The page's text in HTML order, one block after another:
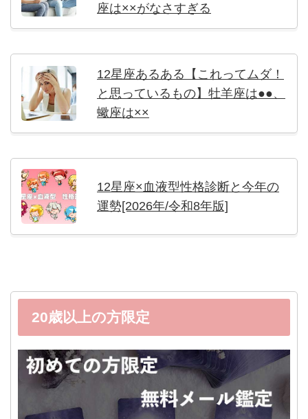
座は××がなさすぎる
12星座あるある【これってムダ！
と思っているもの】牡羊座は●●、
蠍座は××
12星座×血液型性格診断と今年の
運勢[2026年/令和8年版]
20歳以上の方限定